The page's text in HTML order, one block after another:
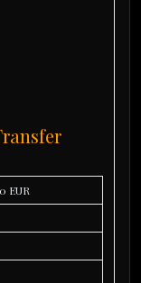
EUR